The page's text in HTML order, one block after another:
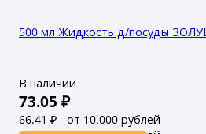
500 мл Жидкость д/посуды
В наличии
73.05 ₽
66.41 ₽ - от 10.000 рублей